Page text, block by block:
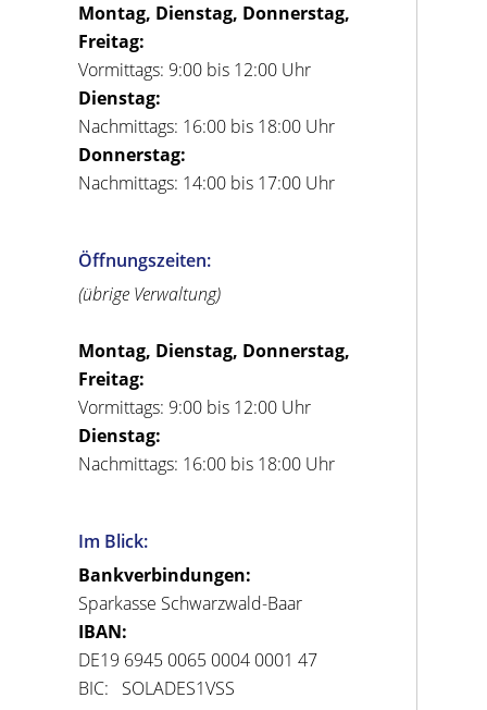
Montag, Dienstag, Donnerstag,
Freitag:
Vormittags: 9:00 bis 12:00 Uhr
Dienstag:
Nachmittags: 16:00 bis 18:00 Uhr
Donnerstag:
Nachmittags: 14:00 bis 17:00 Uhr
Öffnungszeiten:
(übrige Verwaltung)
Montag, Dienstag, Donnerstag,
Freitag:
Vormittags: 9:00 bis 12:00 Uhr
Dienstag:
Nachmittags: 16:00 bis 18:00 Uhr
Im Blick:
Bankverbindungen:
Sparkasse Schwarzwald-Baar
IBAN:
DE19 6945 0065 0004 0001 47
BIC: SOLADES1VSS